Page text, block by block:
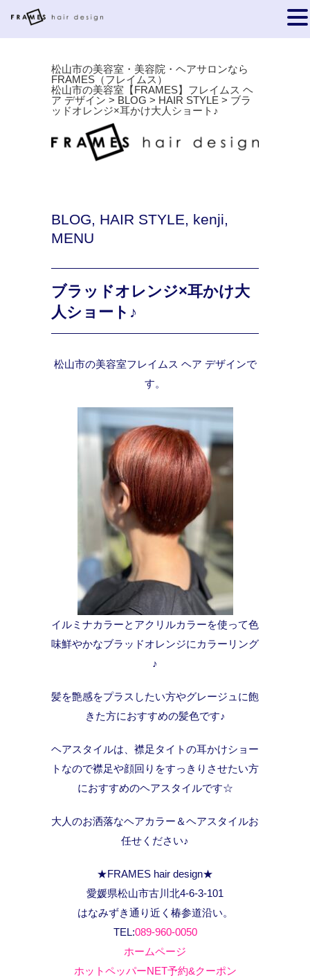
松山市の美容室・美容院・ヘアサロンなら
FRAMES（フレイムス）
松山市の美容室【FRAMES】フレイムス ヘ
ア デザイン > BLOG > HAIR STYLE > ブラ
ッドオレンジ×耳かけ大人ショート♪
BLOG, HAIR STYLE, kenji,
MENU
ブラッドオレンジ×耳かけ大
人ショート♪
松山市の美容室フレイムス ヘア デザインで
す。
イルミナカラーとアクリルカラーを使って色
味鮮やかなブラッドオレンジにカラーリング
♪
髪を艶感をプラスしたい方やグレージュに飽
きた方におすすめの髪色です♪
ヘアスタイルは、襟足タイトの耳かけショー
トなので襟足や顔回りをすっきりさせたい方
におすすめのヘアスタイルです☆
大人のお洒落なヘアカラー＆ヘアスタイルお
任せください♪
★FRAMES hair design★
愛媛県松山市古川北4-6-3-101
はなみずき通り近く椿参道沿い。
TEL:089-960-0050
ホームページ
ホットペッパーNET予約&クーポン